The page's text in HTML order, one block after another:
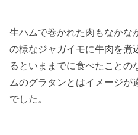
生ハムで巻かれた肉もなかな
の様なジャガイモに牛肉を煮
るといままでに食べたことの
ムのグラタンとはイメージが
でした。